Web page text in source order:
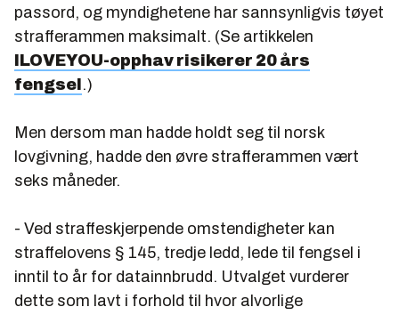
passord, og myndighetene har sannsynligvis tøyet
strafferammen maksimalt. (Se artikkelen
ILOVEYOU-opphav risikerer 20 års
fengsel .)
Men dersom man hadde holdt seg til norsk
lovgivning, hadde den øvre strafferammen vært
seks måneder.
- Ved straffeskjerpende omstendigheter kan
straffelovens § 145, tredje ledd, lede til fengsel i
inntil to år for datainnbrudd. Utvalget vurderer
dette som lavt i forhold til hvor alvorlige